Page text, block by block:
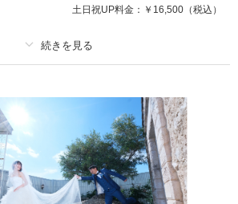
撮影日の空き
土日祝UP料金： ￥16,500 （税込）
新郎衣装1着
小物一式
データ 台紙付写真
会食 挙式
家族用衣装レンタル ペットと撮影